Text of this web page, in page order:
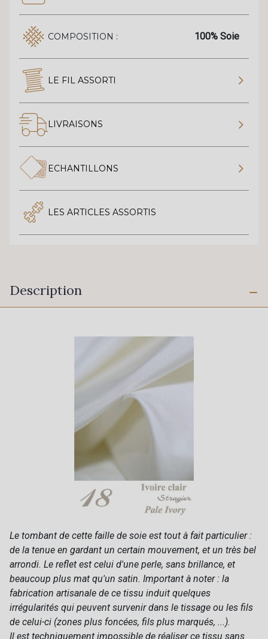
COMPOSITION : 100% Soie
LE FIL ASSORTI
LIVRAISONS
ECHANTILLONS
LES ARTICLES ASSORTIS
Description
Le tombant de cette faille de soie est tout à fait particulier :
de la tenue en gardant un certain mouvement, et un très bel
arrondi. Le reflet est celui d'une perle, sans brillance, et
beaucoup plus mat qu'un satin. Important à noter : la
fabrication artisanale de ce tissu induit quelques
irrégularités qui peuvent survenir dans le tissage ou les fils
de celui-ci (zones plus foncées, fils plus marqués, ...).
Il est techniquement impossible de réaliser ce tissu sans